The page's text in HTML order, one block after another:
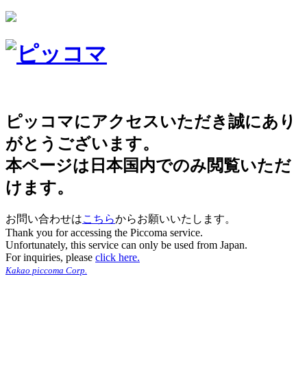
ピッコマにアクセスいただき誠にあり
がとうございます。
本ページは日本国内でのみ閲覧いただ
けます。
お問い合わせはこちらからお願いいたします。
Thank you for accessing the Piccoma service.
Unfortunately, this service can only be used from Japan.
For inquiries, please click here.
Kakao piccoma Corp.